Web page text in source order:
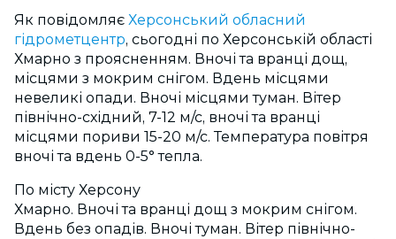
Як повідомляє Херсонський обласний
гідрометцентр, сьогодні по Херсонській області
Хмарно з проясненням. Вночі та вранці дощ,
місцями з мокрим снігом. Вдень місцями
невеликі опади. Вночі місцями туман. Вітер
північно-східний, 7-12 м/с, вночі та вранці
місцями пориви 15-20 м/с. Температура повітря
вночі та вдень 0-5° тепла.
По місту Херсону
Хмарно. Вночі та вранці дощ з мокрим снігом.
Вдень без опадів. Вночі туман. Вітер північно-